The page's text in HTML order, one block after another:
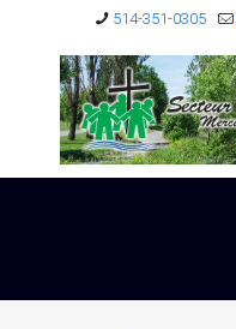
514-351-0305